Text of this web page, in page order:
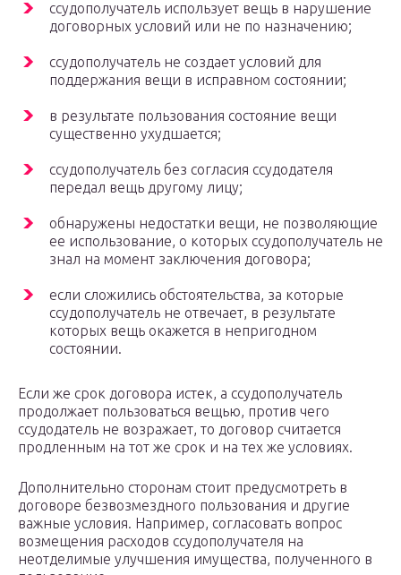
ссудополучатель использует вещь в нарушение
договорных условий или не по назначению;
ссудополучатель не создает условий для
поддержания вещи в исправном состоянии;
в результате пользования состояние вещи
существенно ухудшается;
ссудополучатель без согласия ссудодателя
передал вещь другому лицу;
обнаружены недостатки вещи, не позволяющие
ее использование, о которых ссудополучатель не
знал на момент заключения договора;
если сложились обстоятельства, за которые
ссудополучатель не отвечает, в результате
которых вещь окажется в непригодном
состоянии.
Если же срок договора истек, а ссудополучатель
продолжает пользоваться вещью, против чего
ссудодатель не возражает, то договор считается
продленным на тот же срок и на тех же условиях.
Дополнительно сторонам стоит предусмотреть в
договоре безвозмездного пользования и другие
важные условия. Например, согласовать вопрос
возмещения расходов ссудополучателя на
неотделимые улучшения имущества, полученного в